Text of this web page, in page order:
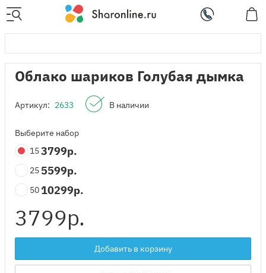
Облако шариков Голубая дымка
Артикул: 2633 В наличии
Выберите набор
153799р.
25 5599р.
50 10299р.
3799р.
Добавить в корзину